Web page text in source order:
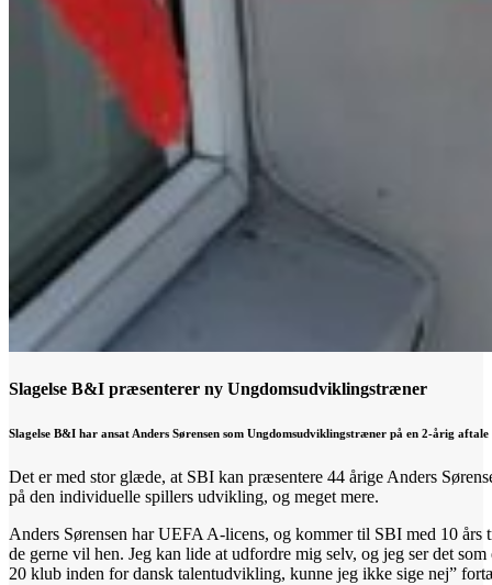
Slagelse B&I præsenterer ny Ungdomsudviklingstræner
Slagelse B&I har ansat Anders Sørensen som Ungdomsudviklingstræner på en 2-årig
Det er med stor glæde, at SBI kan præsentere 44 årige Anders
på den individuelle spillers udvikling, og meget mere.
Anders Sørensen har UEFA A-licens, og kommer til SBI med 10
de gerne vil hen. Jeg kan lide at udfordre mig selv, og jeg ser det
20 klub inden for dansk talentudvikling, kunne jeg ikke sige nej”